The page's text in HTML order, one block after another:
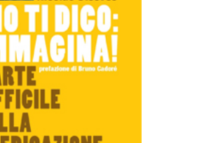
AGGIUNGI AL CARRELLO